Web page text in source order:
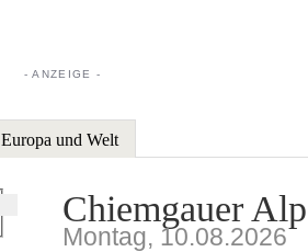
Europa und Welt
Chiemgauer
Montag, 10.08.2026